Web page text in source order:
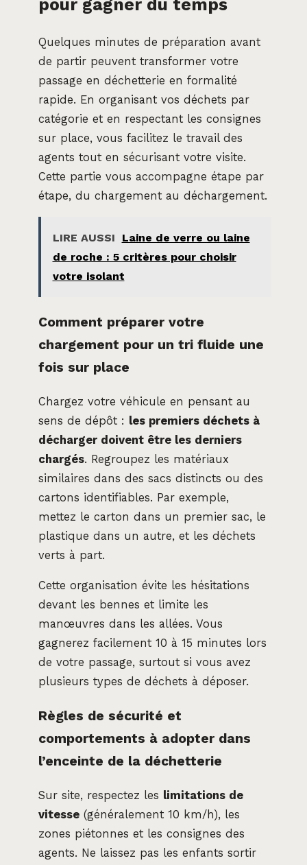
pour gagner du temps
Quelques minutes de préparation avant
de partir peuvent transformer votre
passage en déchetterie en formalité
rapide. En organisant vos déchets par
catégorie et en respectant les consignes
sur place, vous facilitez le travail des
agents tout en sécurisant votre visite.
Cette partie vous accompagne étape par
étape, du chargement au déchargement.
LIRE AUSSI
Laine de verre ou laine
de roche : 5 critères pour choisir
votre isolant
Comment préparer votre
chargement pour un tri fluide une
fois sur place
Chargez votre véhicule en pensant au
sens de dépôt : les premiers déchets à
décharger doivent être les derniers
chargés. Regroupez les matériaux
similaires dans des sacs distincts ou des
cartons identifiables. Par exemple,
mettez le carton dans un premier sac, le
plastique dans un autre, et les déchets
verts à part.
Cette organisation évite les hésitations
devant les bennes et limite les
manœuvres dans les allées. Vous
gagnerez facilement 10 à 15 minutes lors
de votre passage, surtout si vous avez
plusieurs types de déchets à déposer.
Règles de sécurité et
comportements à adopter dans
l’enceinte de la déchetterie
Sur site, respectez les limitations de
vitesse (généralement 10 km/h), les
zones piétonnes et les consignes des
agents. Ne laissez pas les enfants sortir